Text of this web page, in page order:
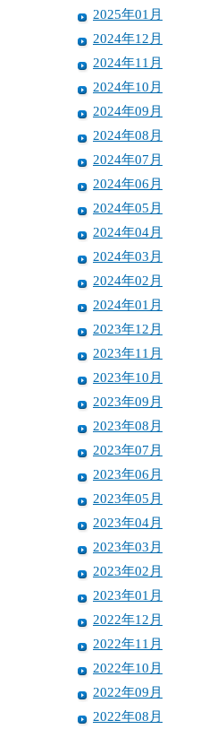
2025年01月
2024年12月
2024年11月
2024年10月
2024年09月
2024年08月
2024年07月
2024年06月
2024年05月
2024年04月
2024年03月
2024年02月
2024年01月
2023年12月
2023年11月
2023年10月
2023年09月
2023年08月
2023年07月
2023年06月
2023年05月
2023年04月
2023年03月
2023年02月
2023年01月
2022年12月
2022年11月
2022年10月
2022年09月
2022年08月